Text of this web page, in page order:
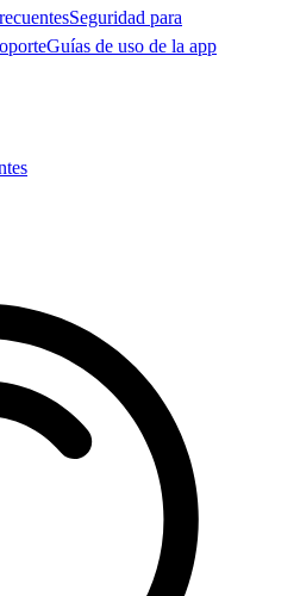
Seguridad para
Guías de uso de la app